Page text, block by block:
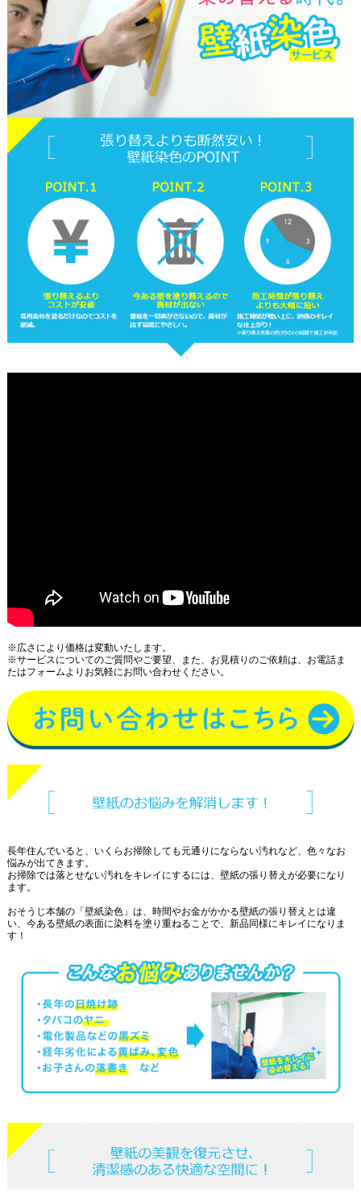
※広さにより価格は変動いたします。
※サービスについてのご質問やご要望、また、お見積りのご依頼は、お電話ま
たはフォームよりお気軽にお問い合わせください。
長年住んでいると、いくらお掃除しても元通りにならない汚れなど、色々なお
悩みが出てきます。
お掃除では落とせない汚れをキレイにするには、壁紙の張り替えが必要になり
ます。
おそうじ本舗の「壁紙染色」は、時間やお金がかかる壁紙の張り替えとは違
い、今ある壁紙の表面に染料を塗り重ねることで、新品同様にキレイになりま
す！